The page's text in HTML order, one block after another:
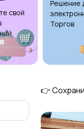
свой
Решение
Торгов
👉